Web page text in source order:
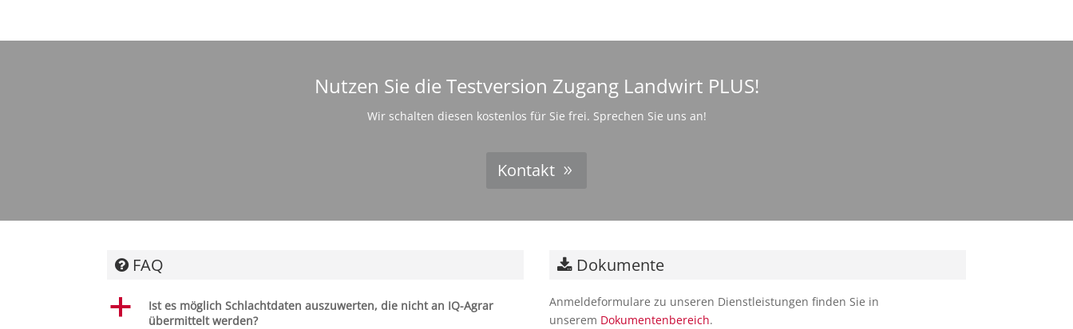
Nutzen Sie die Testversion Zugang Landwirt PLUS!
Wir schalten diesen kostenlos für Sie frei. Sprechen Sie uns an!
Kontakt
FAQ
a
Ist es möglich Schlachtdaten auszuwerten, die nicht an IQ-Agrar
übermittelt werden?
Dokumente
Anmeldeformulare zu unseren Dienstleistungen finden Sie in
unserem Dokumentenbereich.